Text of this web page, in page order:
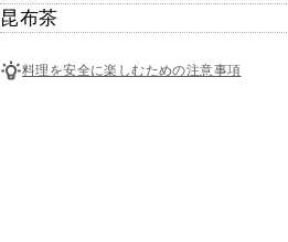
昆布茶
料理を安全に楽しむための注意事項